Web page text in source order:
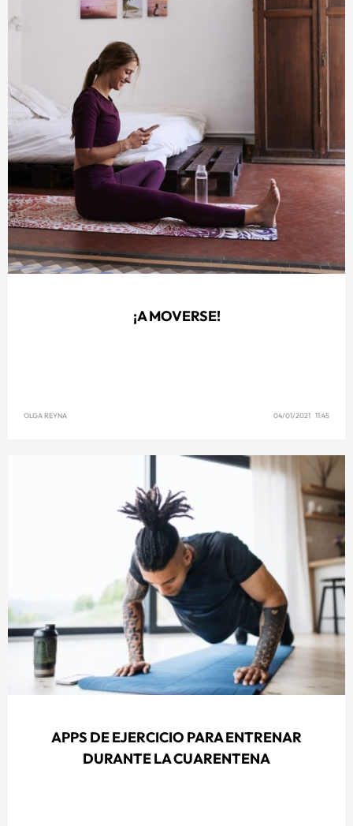
¡A MOVERSE!
OLGA REYNA 04/01/2021 11:45
APPS DE EJERCICIO PARA ENTRENAR
DURANTE LA CUARENTENA